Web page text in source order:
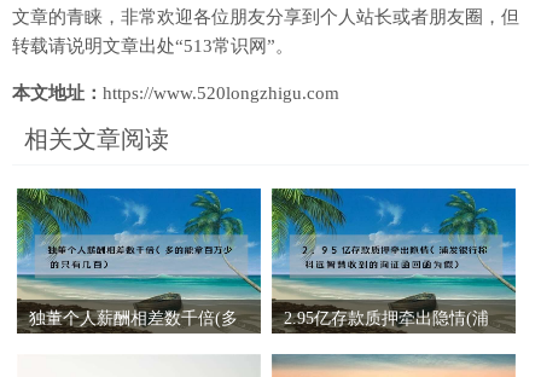
文章的青睐，非常欢迎各位朋友分享到个人站长或者朋友圈，但
转载请说明文章出处“513常识网”。
本文地址： https://www.520longzhigu.com
相关文章阅读
独董个人薪酬相差数千倍(多
2.95亿存款质押牵出隐情(浦
证函回函为假)